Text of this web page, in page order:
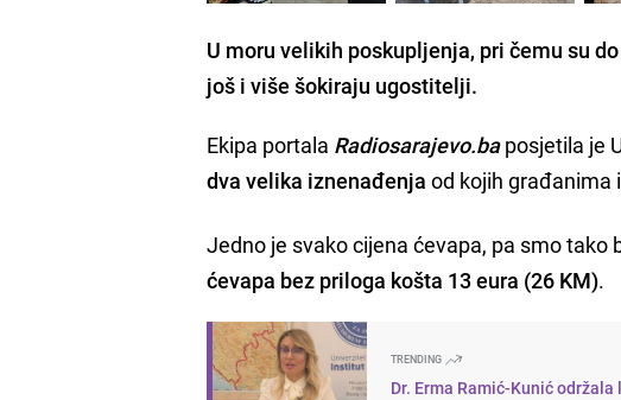
U moru velikih poskupljenja, pri čemu su
još i više šokiraju ugostitelji.
Ekipa portala Radiosarajevo.baposjetila je
dva velika iznenađenja od kojih građanima
Jedno je svako cijena ćevapa, pa smo
ćevapa bez priloga košta 13 eura (26 KM).
TRENDING
Dr. Erma Ramić-Kunić